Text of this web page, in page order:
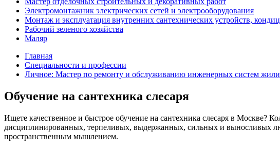
Электромонтажник электрических сетей и электрооборудования
Монтаж и эксплуатация внутренних сантехнических устройств,
Рабочий зеленого хозяйства
Маляр
Главная
Специальности и профессии
Личное: Мастер по ремонту и обслуживанию инженерных систем
Обучение на сантехника слесаря
Ищете качественное и быстрое обучение на сантехника слесаря в
дисциплинированных, терпеливых, выдержанных, сильных и выносливых
пространственным мышлением.